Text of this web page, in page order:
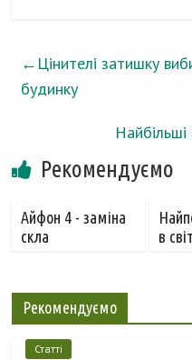
← Цінителі затишку
будинку
Найбільші
Рекомендуємо
Айфон 4 - заміна
скла
в
Рекомендуємо
Статті